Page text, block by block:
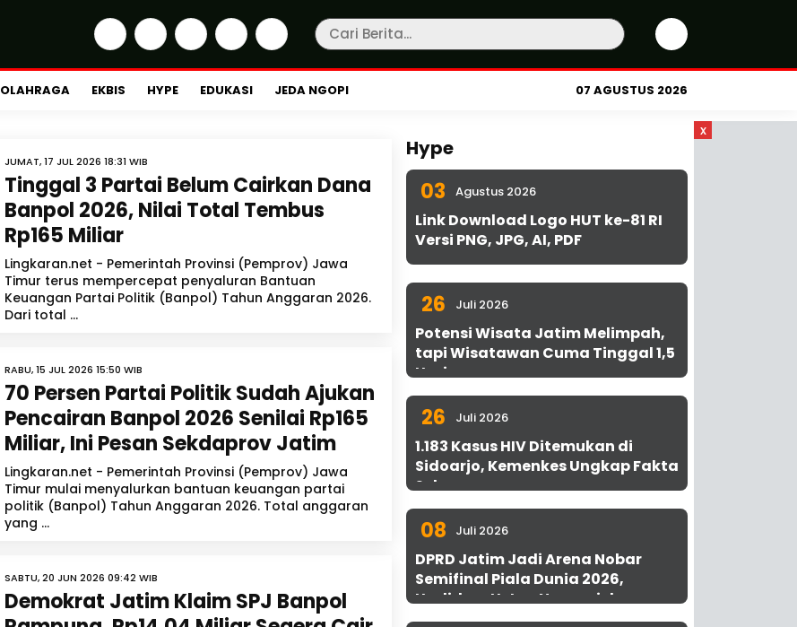
OLAHRAGA EKBIS HYPE EDUKASI JEDA NGOPI 07 AGUSTUS 2026
x
JUMAT, 17 JUL 2026 18:31 WIB
Tinggal 3 Partai Belum Cairkan Dana
Banpol 2026, Nilai Total Tembus
Rp165 Miliar
Lingkaran.net - Pemerintah Provinsi (Pemprov) Jawa
Timur terus mempercepat penyaluran Bantuan
Keuangan Partai Politik (Banpol) Tahun Anggaran 2026.
Dari total ...
RABU, 15 JUL 2026 15:50 WIB
70 Persen Partai Politik Sudah Ajukan
Pencairan Banpol 2026 Senilai Rp165
Miliar, Ini Pesan Sekdaprov Jatim
Lingkaran.net - Pemerintah Provinsi (Pemprov) Jawa
Timur mulai menyalurkan bantuan keuangan partai
politik (Banpol) Tahun Anggaran 2026. Total anggaran
yang ...
SABTU, 20 JUN 2026 09:42 WIB
Demokrat Jatim Klaim SPJ Banpol
Hype
03 Agustus 2026
Link Download Logo HUT ke-81 RI
Versi PNG, JPG, AI, PDF
26 Juli 2026
Potensi Wisata Jatim Melimpah,
tapi Wisatawan Cuma Tinggal 1,5
Hari
26 Juli 2026
1.183 Kasus HIV Ditemukan di
Sidoarjo, Kemenkes Ungkap Fakta
Sebenarnya
08 Juli 2026
DPRD Jatim Jadi Arena Nobar
Semifinal Piala Dunia 2026,
Hadirkan Uston Nawawi dan
UMKM Gratis untuk 1.000 Warga